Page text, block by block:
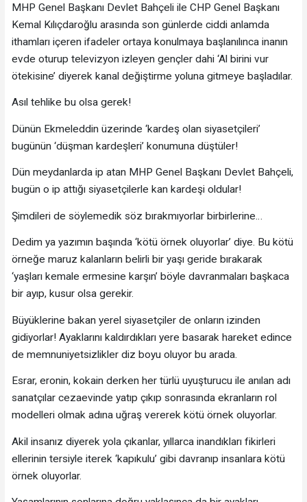
MHP Genel Başkanı Devlet Bahçeli ile CHP Genel Başkanı
Kemal Kılıçdaroğlu arasında son günlerde ciddi anlamda
ithamları içeren ifadeler ortaya konulmaya başlanılınca inanın
evde oturup televizyon izleyen gençler dahi ‘Al birini vur
ötekisine’ diyerek kanal değiştirme yoluna gitmeye başladılar.
Asıl tehlike bu olsa gerek!
Dünün Ekmeleddin üzerinde ‘kardeş olan siyasetçileri’
bugünün ‘düşman kardeşleri’ konumuna düştüler!
Dün meydanlarda ip atan MHP Genel Başkanı Devlet Bahçeli,
bugün o ip attığı siyasetçilerle kan kardeşi oldular!
Şimdileri de söylemedik söz bırakmıyorlar birbirlerine…
Dedim ya yazımın başında ‘kötü örnek oluyorlar’ diye. Bu kötü
örneğe maruz kalanların belirli bir yaşı geride bırakarak
‘yaşları kemale ermesine karşın’ böyle davranmaları başkaca
bir ayıp, kusur olsa gerekir.
Büyüklerine bakan yerel siyasetçiler de onların izinden
gidiyorlar! Ayaklarını kaldırdıkları yere basarak hareket edince
de memnuniyetsizlikler diz boyu oluyor bu arada.
Esrar, eronin, kokain derken her türlü uyuşturucu ile anılan adı
sanatçılar cezaevinde yatıp çıkıp sonrasında ekranların rol
modelleri olmak adına uğraş vererek kötü örnek oluyorlar.
Akil insanız diyerek yola çıkanlar, yıllarca inandıkları fikirleri
ellerinin tersiyle iterek ‘kapıkulu’ gibi davranıp insanlara kötü
örnek oluyorlar.